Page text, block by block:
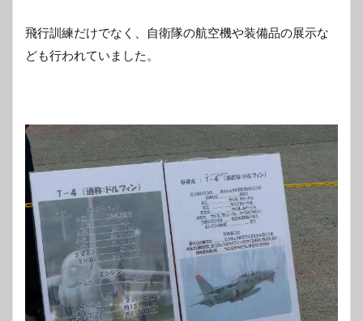
飛行訓練だけでなく、自衛隊の航空機や装備品の展示な
ども行われていました。